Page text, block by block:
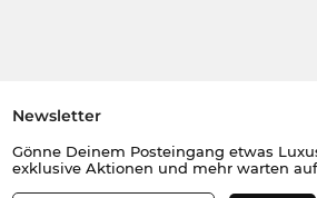
Newsletter
Gönne Deinem Posteingang etwas
exklusive Aktionen und mehr warten